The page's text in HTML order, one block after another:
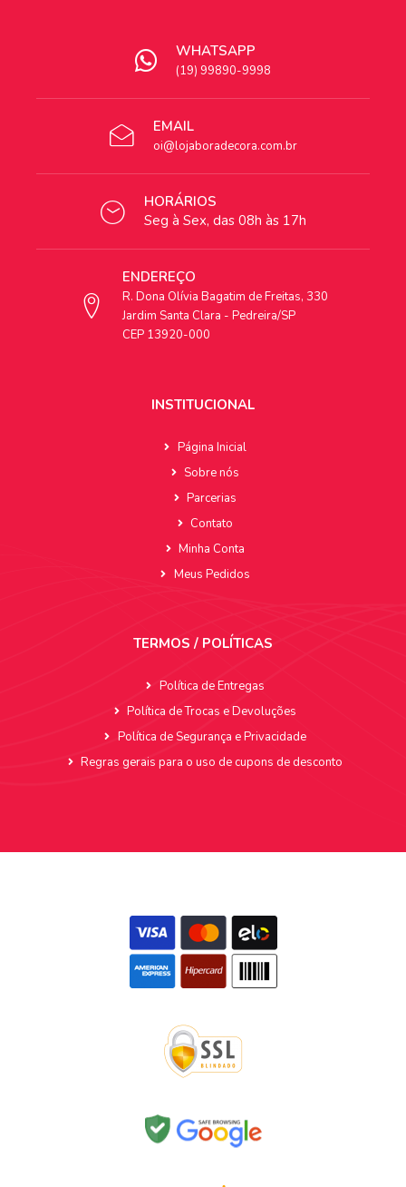
WHATSAPP
(19) 99890-9998
EMAIL
oi@lojaboradecora.com.br
HORÁRIOS
Seg à Sex, das 08h às 17h
ENDEREÇO
R. Dona Olívia Bagatim de Freitas, 330
Jardim Santa Clara - Pedreira/SP
CEP 13920-000
INSTITUCIONAL
Página Inicial
Sobre nós
Parcerias
Contato
Minha Conta
Meus Pedidos
TERMOS / POLÍTICAS
Política de Entregas
Política de Trocas e Devoluções
Política de Segurança e Privacidade
Regras gerais para o uso de cupons de desconto